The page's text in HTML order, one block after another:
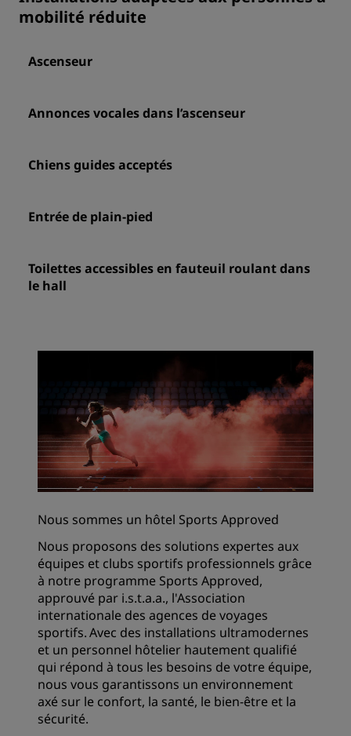
mobilité réduite
Ascenseur
Annonces vocales dans l’ascenseur
Chiens guides acceptés
Entrée de plain-pied
Toilettes accessibles en fauteuil roulant dans
le hall
Nous sommes un hôtel Sports Approved
Nous proposons des solutions expertes aux
équipes et clubs sportifs professionnels grâce
à notre programme Sports Approved,
approuvé par i.s.t.a.a., l'Association
internationale des agences de voyages
sportifs. Avec des installations ultramodernes
et un personnel hôtelier hautement qualifié
qui répond à tous les besoins de votre équipe,
nous vous garantissons un environnement
axé sur le confort, la santé, le bien-être et la
sécurité.